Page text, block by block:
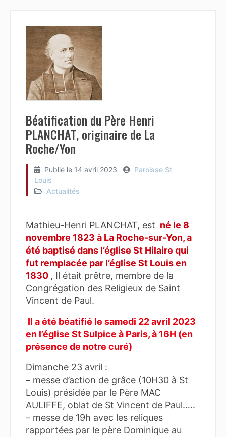
Béatification du Père Henri
PLANCHAT, originaire de La
Roche/Yon
Publié le 14 avril 2023
Paroisse St
Louis
Actualités
Mathieu-Henri PLANCHAT, est né le 8
novembre 1823 à La Roche-sur-Yon, a
été baptisé dans l’église St Hilaire qui
fut remplacée par l’église St Louis en
1830 , Il était prêtre, membre de la
Congrégation des Religieux de Saint
Vincent de Paul.
Il a été béatifié le samedi 22 avril 2023
en l’église St Sulpice à Paris, à 16H (en
présence de notre curé)
Dimanche 23 avril :
– messe d’action de grâce (10H30 à St
Louis) présidée par le Père MAC
AULIFFE, oblat de St Vincent de Paul…..
– messe de 19h avec les reliques
rapportées par le père Dominique au